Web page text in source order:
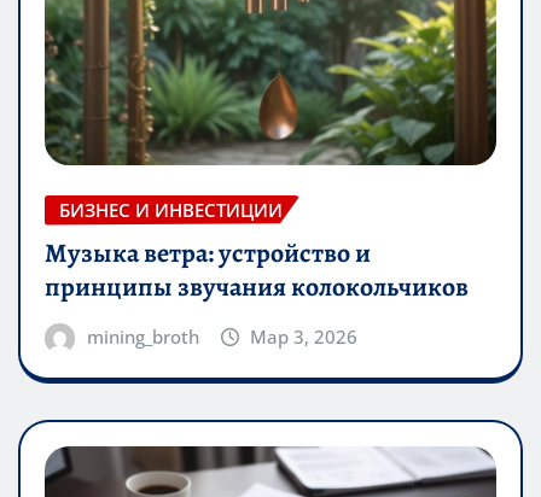
БИЗНЕС И ИНВЕСТИЦИИ
Музыка ветра: устройство и
принципы звучания колокольчиков
mining_broth Мар 3, 2026